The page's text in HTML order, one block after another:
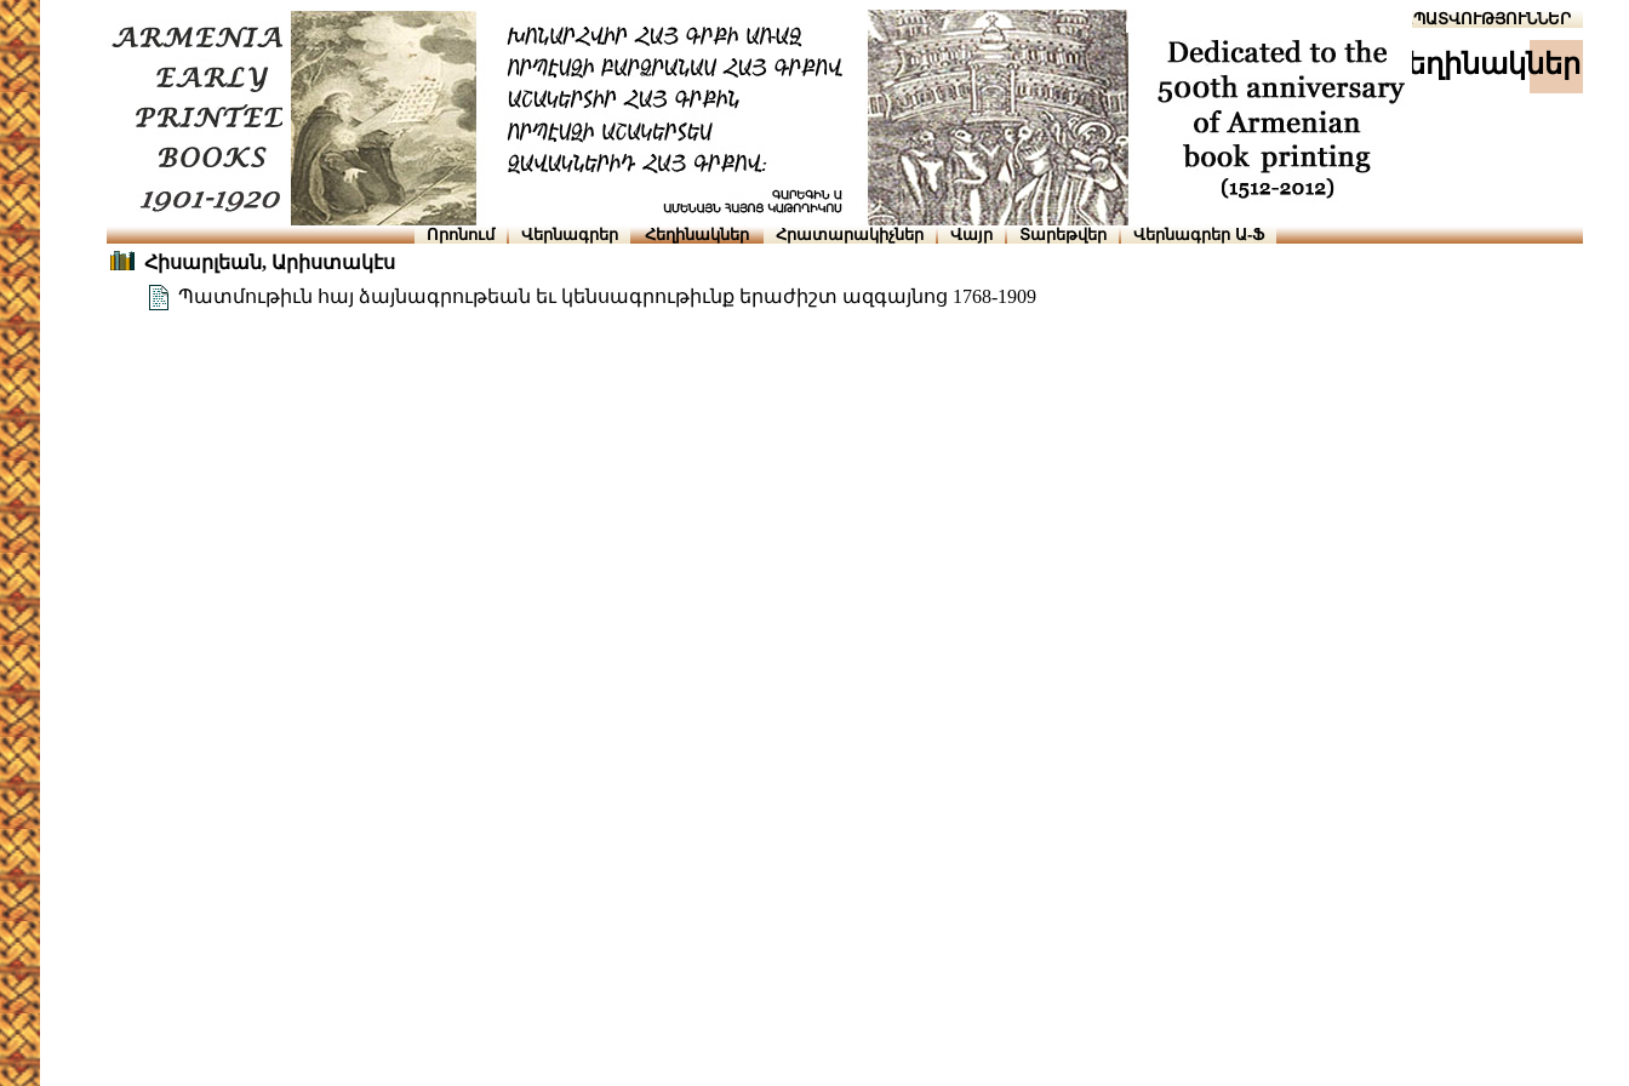
ՆԱԽԱՊԱՏՎՈՒԹՅՈՒՆՆԵՐ
հեղինակներ
Որոնում Վերնագրեր Հեղինակներ Հրատարակիչներ Վայր Տարեթվեր Վերնագրեր Ա-Ֆ
Հիսարլեան, Արիստակէս
Պատմութիւն հայ ձայնագրութեան եւ կենսագրութիւնք երաժիշտ ազգայնոց 1768-1909